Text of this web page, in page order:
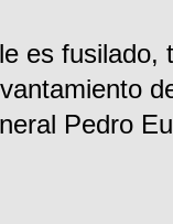
es fusilado,
Pedro